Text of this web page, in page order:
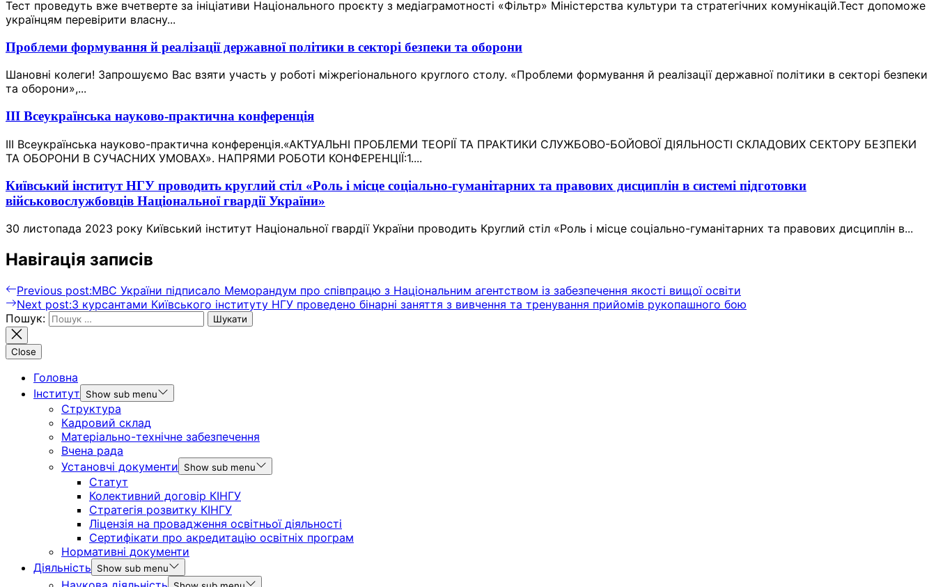
Тест проведуть вже вчетверте за ініціативи Національного проєкту з медіаграмотності «Фільтр» Міністерства культури та стратегічних комунікацій.Тест допоможе
українцям перевірити власну...
Проблеми формування й реалізації державної політики в секторі безпеки та оборони
Шановні колеги! Запрошуємо Вас взяти участь у роботі міжрегіонального круглого столу. «Проблеми формування й реалізації державної політики в секторі безпеки
та оборони»,...
III Всеукраїнська науково-практична конференція
III Всеукраїнська науково-практична конференція.«АКТУАЛЬНІ ПРОБЛЕМИ ТЕОРІЇ ТА ПРАКТИКИ СЛУЖБОВО-БОЙОВОЇ ДІЯЛЬНОСТІ СКЛАДОВИХ СЕКТОРУ БЕЗПЕКИ
ТА ОБОРОНИ В СУЧАСНИХ УМОВАХ». НАПРЯМИ РОБОТИ КОНФЕРЕНЦІЇ:1....
Київський інститут НГУ проводить круглий стіл «Роль і місце соціально-гуманітарних та правових дисциплін в системі підготовки
військовослужбовців Національної гвардії України»
30 листопада 2023 року Київський інститут Національної гвардії України проводить Круглий стіл «Роль і місце соціально-гуманітарних та правових дисциплін в...
Навігація записів
Previous post:МВС України підписало Меморандум про співпрацю з Національним агентством із забезпечення якості вищої освіти
Next post:З курсантами Київського інституту НГУ проведено бінарні заняття з вивчення та тренування прийомів рукопашного бою
Пошук:
Close
Головна
Інститут
Show sub menu
Структура
Кадровий склад
Матеріально-технічне забезпечення
Вчена рада
Установчі документи
Show sub menu
Статут
Колективний договір КІНГУ
Стратегія розвитку КІНГУ
Ліцензія на провадження освітньої діяльності
Сертифікати про акредитацію освітніх програм
Нормативні документи
Діяльність
Show sub menu